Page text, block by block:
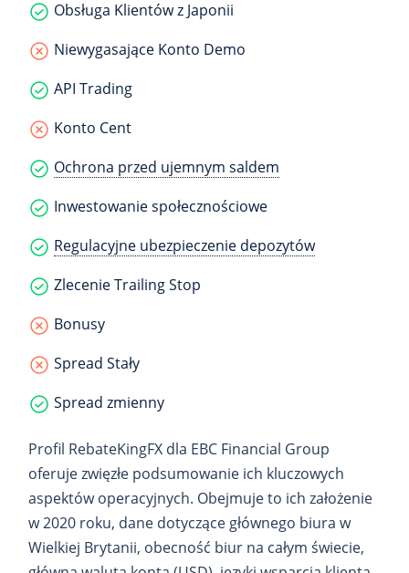
Obsługa Klientów z Japonii
Niewygasające Konto Demo
API Trading
Konto Cent
Ochrona przed ujemnym saldem
Inwestowanie społecznościowe
Regulacyjne ubezpieczenie depozytów
Zlecenie Trailing Stop
Bonusy
Spread Stały
Spread zmienny
Profil RebateKingFX dla EBC Financial Group
oferuje zwięzłe podsumowanie ich kluczowych
aspektów operacyjnych. Obejmuje to ich założenie
w 2020 roku, dane dotyczące głównego biura w
Wielkiej Brytanii, obecność biur na całym świecie,